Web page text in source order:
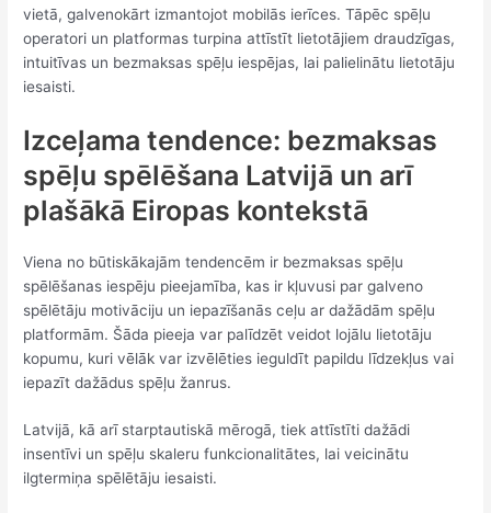
vietā, galvenokārt izmantojot mobilās ierīces. Tāpēc spēļu
operatori un platformas turpina attīstīt lietotājiem draudzīgas,
intuitīvas un bezmaksas spēļu iespējas, lai palielinātu lietotāju
iesaisti.
Izceļama tendence: bezmaksas
spēļu spēlēšana Latvijā un arī
plašākā Eiropas kontekstā
Viena no būtiskākajām tendencēm ir bezmaksas spēļu
spēlēšanas iespēju pieejamība, kas ir kļuvusi par galveno
spēlētāju motivāciju un iepazīšanās ceļu ar dažādām spēļu
platformām. Šāda pieeja var palīdzēt veidot lojālu lietotāju
kopumu, kuri vēlāk var izvēlēties ieguldīt papildu līdzekļus vai
iepazīt dažādus spēļu žanrus.
Latvijā, kā arī starptautiskā mērogā, tiek attīstīti dažādi
insentīvi un spēļu skaleru funkcionalitātes, lai veicinātu
ilgtermiņa spēlētāju iesaisti.